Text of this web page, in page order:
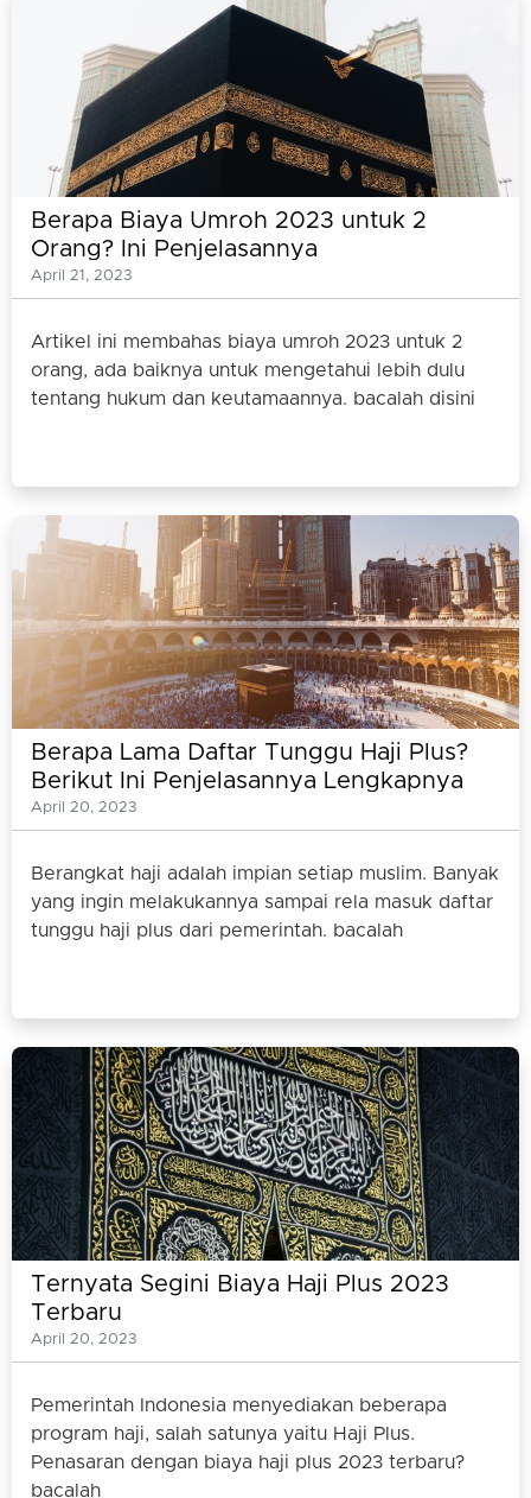
Berapa Biaya Umroh 2023 untuk 2
Orang? Ini Penjelasannya
April 21, 2023
Artikel ini membahas biaya umroh 2023 untuk 2
orang, ada baiknya untuk mengetahui lebih dulu
tentang hukum dan keutamaannya. bacalah disini
Berapa Lama Daftar Tunggu Haji Plus?
Berikut Ini Penjelasannya Lengkapnya
April 20, 2023
Berangkat haji adalah impian setiap muslim. Banyak
yang ingin melakukannya sampai rela masuk daftar
tunggu haji plus dari pemerintah. bacalah
Ternyata Segini Biaya Haji Plus 2023
Terbaru
April 20, 2023
Pemerintah Indonesia menyediakan beberapa
program haji, salah satunya yaitu Haji Plus.
Penasaran dengan biaya haji plus 2023 terbaru?
bacalah